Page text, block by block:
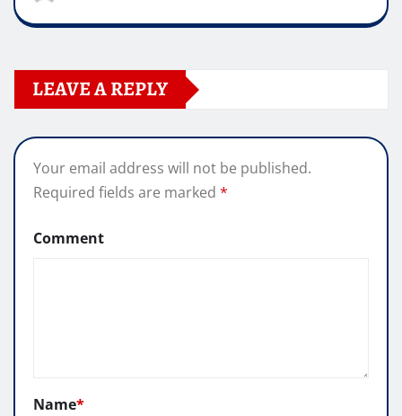
LEAVE A REPLY
Your email address will not be published.
Required fields are marked *
Comment
Name*